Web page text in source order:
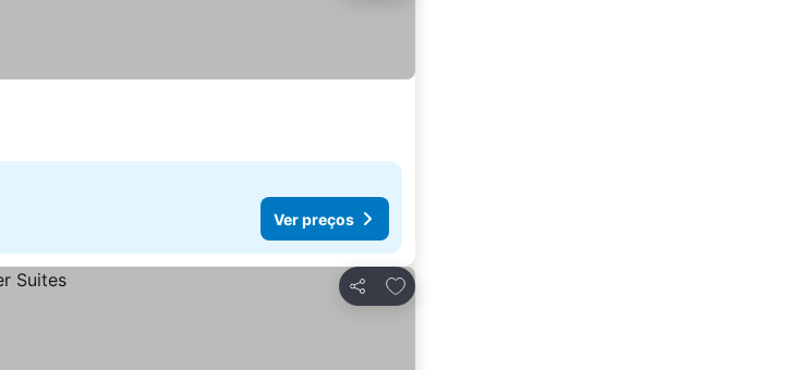
Ver preços
Partilhar
Adicionar aos favoritos